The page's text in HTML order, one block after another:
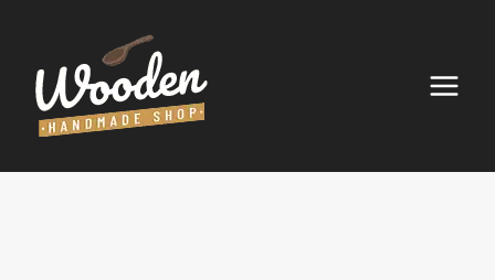
contenu